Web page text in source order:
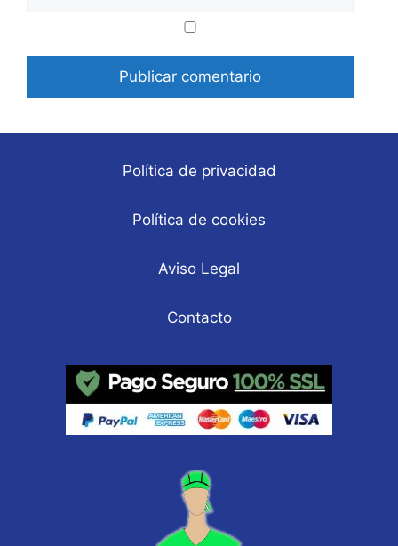
electrónico
Política de privacidad
Política de cookies
Aviso Legal
Contacto